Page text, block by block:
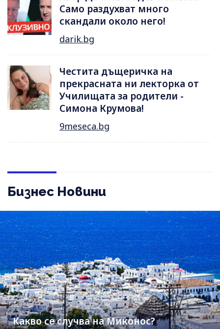
Само раздухват много
скандали около него!
darik.bg
Честита дъщеричка на
прекрасната ни лекторка от
Училищата за родители -
Симона Крумова!
9meseca.bg
Бизнес Новини
Какво се случва на Миконос?